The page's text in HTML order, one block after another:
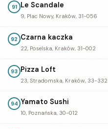
91 Le Scandale
9, Plac Nowy, Kraków, 31-056
92 Czarna kaczka
22, Poselska, Kraków, 31-002
93 Pizza Loft
23, Stradomska, Kraków, 33-332
94 Yamato Sushi
10, Poznańska, 30-012